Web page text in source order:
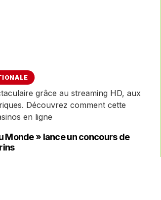
grâce au streaming HD, aux
Découvrez comment cette
en ligne
Monde » lance un concours de